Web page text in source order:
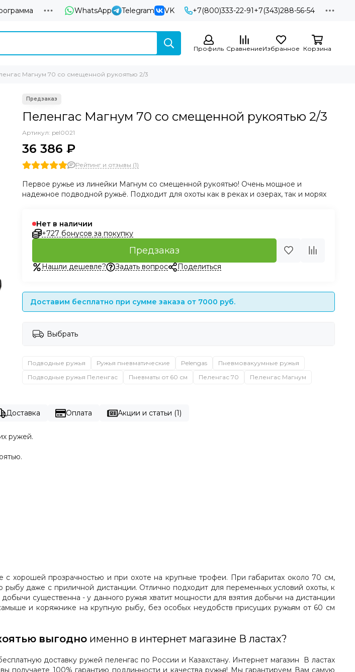
WhatsApp Telegram VK +7(800)333-22-91+7(343)288-56-54
Профиль СравнениеИзбранное Корзина
Магнум 70 со смещенной рукоятью 2/3
Пеленгас Магнум 70 со смещенной рукоятью 2/3
Артикул: pel0021
36 386 ₽
Рейтинг и отзывы (1)
Первое ружье из линейки Магнум со смещенной рукоятью! Очень мощное и
надежное подводной ружьё. Подходит для охоты как в реках и озерах, так и морях
Нет в наличии
+727 бонусов за покупку
Предзаказ
Нашли дешевле? Задать вопрос Поделиться
Доставим бесплатно при сумме заказа от 7000 руб.
Выбрать
Подводные ружья Ружья пневматические Pelengas
Пневмовакуумные ружья
Подводные ружья Пеленгас
Пневматы от 60 см Пеленгас 70 Пеленгас Магнум
Доставка Оплата Акции и статьи (1)
ружей.
хорошей прозрачностью и при охоте на крупные трофеи. При габаритах около 70 см,
даже с приличной дистанции. Отлично подходит для переменных условий охоты, к
существенна - у данного ружья хватит мощности для взятия добычи на дистанции
и коряжнике на крупную рыбу, без особых неудобств присущих ружьям от 60 см
выгодно именно в интернет магазине В ластах?
доставку ружей пеленгас по России и Казахстану. Интернет магазин В ластах
получаете 100% гарантию подлинности и качества ружья! Мы гарантируем Вам самую